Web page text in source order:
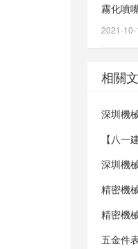
霧化噴
2021-10-
相關
深圳機
【八一
深圳機
五金件